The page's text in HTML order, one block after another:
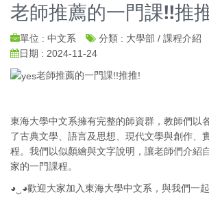
老師推薦的一門課!!推
單位 : 中文系 分類 : 大學部 / 課程介紹
日期 : 2024-11-24
老師推薦的一門課!!推推!
東海大學中文系擁有完整的師資群，教師們以
了古典文學、語言及思想、現代文學與創作、
程。我們以似顏繪與文字說明，讓老師們介紹
家的一門課程。
◕‿◕歡迎大家加入東海大學中文系，與我們一